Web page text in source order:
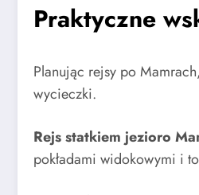
Praktyczne
Planując rejsy po
wycieczki.
Rejs statkiem jezioro
pokładami widokowymi i